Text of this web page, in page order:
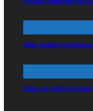
Sabe quantos
Quais os melhores